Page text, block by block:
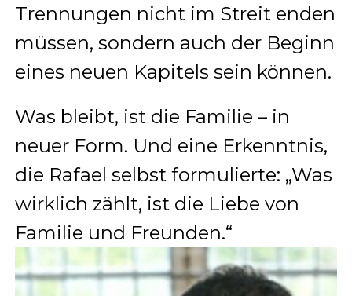
Trennungen nicht im Streit enden
müssen, sondern auch der Beginn
eines neuen Kapitels sein können.
Was bleibt, ist die Familie – in
neuer Form. Und eine Erkenntnis,
die Rafael selbst formulierte: „Was
wirklich zählt, ist die Liebe von
Familie und Freunden.“